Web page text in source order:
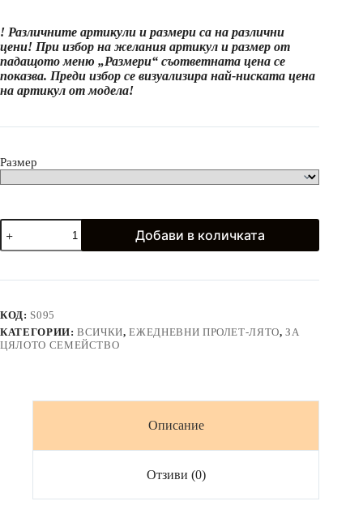
21.99€
(43.01
лв.)
! Различните артикули и размери са на различни
цени! При избор на желания артикул и размер от
падащото меню „Размери“ съответната цена се
показва. Преди избор се визуализира най-ниската цена
на артикул от модела!
Размер
количество
за
Изчистени
тениски
Добави в количката
КОД: S095
КАТЕГОРИИ:ВСИЧКИ,ЕЖЕДНЕВНИ ПРОЛЕТ-ЛЯТО,ЗА
ЦЯЛОТО СЕМЕЙСТВО
Описание
Отзиви (0)